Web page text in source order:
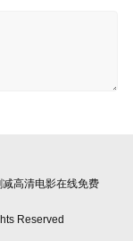
高清电影在线免费
Reserved